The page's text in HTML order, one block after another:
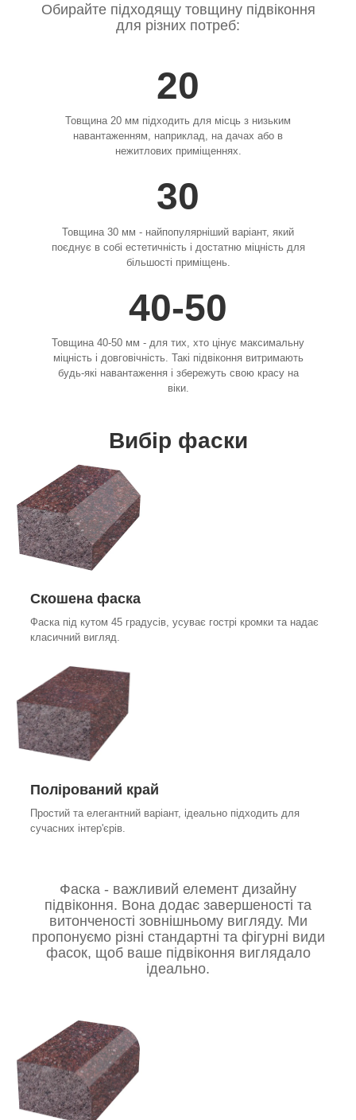
Обирайте підходящу товщину підвіконня
для різних потреб:
20
Товщина 20 мм підходить для місць з низьким
навантаженням, наприклад, на дачах або в
нежитлових приміщеннях.
30
Товщина 30 мм - найпопулярніший варіант, який
поєднує в собі естетичність і достатню міцність для
більшості приміщень.
40-50
Товщина 40-50 мм - для тих, хто цінує максимальну
міцність і довговічність. Такі підвіконня витримають
будь-які навантаження і збережуть свою красу на
віки.
Вибір фаски
Фаска - важливий елемент дизайну
підвіконня. Вона додає завершеності та
витонченості зовнішньому вигляду. Ми
пропонуємо різні стандартні та фігурні види
фасок, щоб ваше підвіконня виглядало
ідеально.
Полірований край
Простий та елегантний варіант, ідеально підходить для
сучасних інтер'єрів.
Скошена фаска
Фаска під кутом 45 градусів, усуває гострі кромки та надає
класичний вигляд.